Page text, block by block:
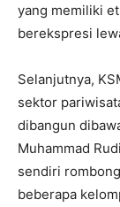
yang memiliki
berekspresi
Selanjutnya,
sektor
dibangun
Muhammad
sendiri
beberapa